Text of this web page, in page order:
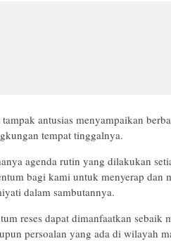
antusias menyampaikan
tempat tinggalnya.
agenda rutin yang dilakukan
bagi kami untuk menyerap dan
dalam sambutannya.
reses dapat dimanfaatkan sebaik
persoalan yang ada di wilayah